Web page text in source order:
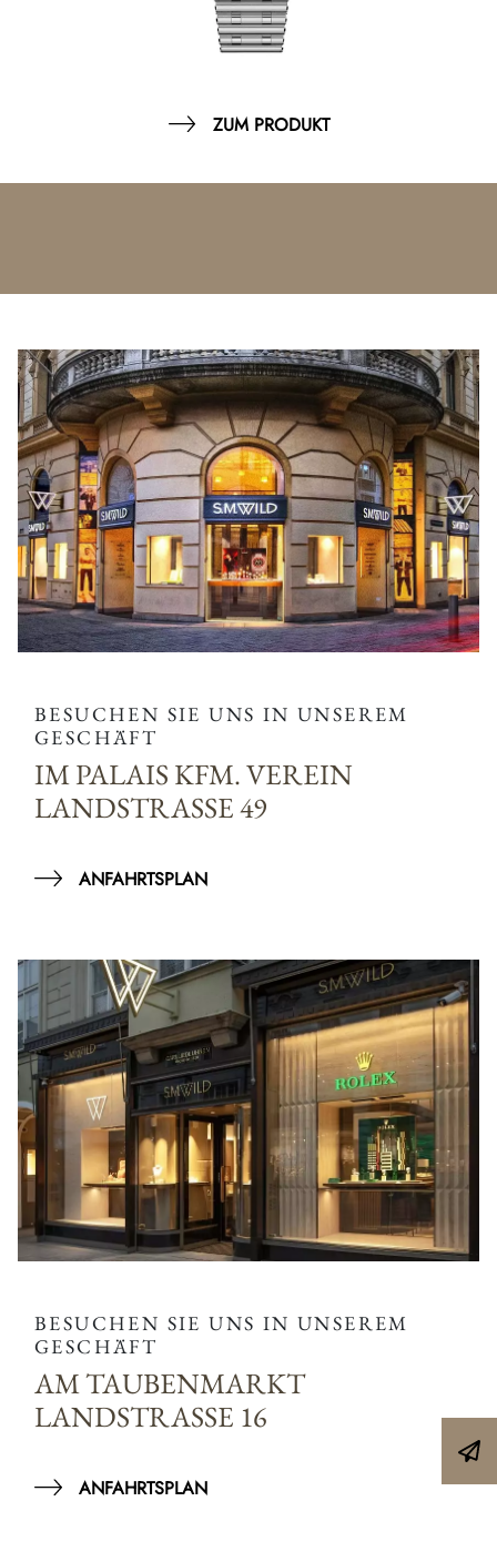
ZUM PRODUKT
BESUCHEN SIE UNS IN UNSEREM
GESCHÄFT
IM PALAIS KFM. VEREIN
LANDSTRASSE 49
ANFAHRTSPLAN
BESUCHEN SIE UNS IN UNSEREM
GESCHÄFT
AM TAUBENMARKT
LANDSTRASSE 16
ANFAHRTSPLAN